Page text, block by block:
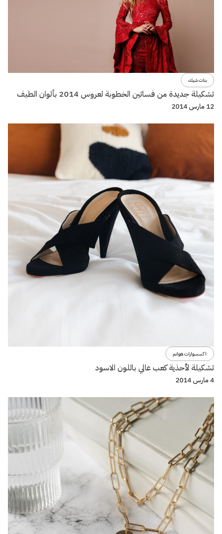
بنات شيك
تشكيلة جديدة من فساتين الخطوبة لعروس 2014 بألوان الطيف
12 مارس 2014
اكسسوارات هوانم
تشكيلة لأحذية كعب عالي باللون الاسود
4 مارس 2014